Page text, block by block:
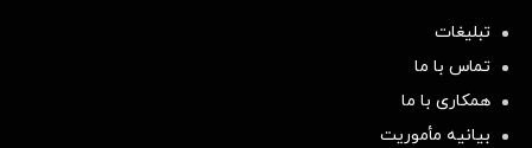
تبلیغات
تماس با ما
همکاری با ما
بیانیه مأموریت